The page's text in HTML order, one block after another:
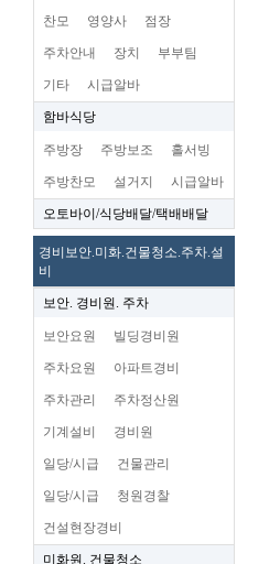
찬모 영양사 점장
주차안내 장치 부부팀
기타 시급알바
함바식당
주방장 주방보조 홀서빙
주방찬모 설거지 시급알바
오토바이/식당배달/택배배달
경비보안.미화.건물청소.주차.설
비
보안. 경비원. 주차
보안요원 빌딩경비원
주차요원 아파트경비
주차관리 주차정산원
기계설비 경비원
일당/시급 건물관리
일당/시급 청원경찰
건설현장경비
미화원. 건물청소